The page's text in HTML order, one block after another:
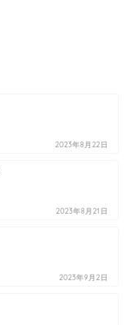
2023年8月22日
2023年8月21日
2023年9月2日